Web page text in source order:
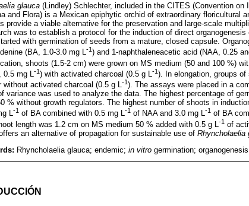
glauca (Lindley) Schlechter, included in the CITES (Convention
and Flora) is a Mexican epiphytic orchid of extraordinary floricultural
provide a viable alternative for the preservation and large-scale
was to establish a protocol for the induction of direct
with germination of seeds from a mature, closed capsule.
(BA, 1.0-3.0 mg L-1 ) and 1-naphthaleneacetic acid (NAA, 0.25
shoots (1.5-2 cm) were grown on MS medium (50 and 100 %)
0.5 mg L-1) with activated charcoal (0.5 g L-1). In elongation, groups
without activated charcoal (0.5 g L-1). The assays were placed in a
variance was used to analyze the data. The highest percentage of
% without growth regulators. The highest number of shoots in
L-1 of BA combined with 0.5 mg L-1 of NAA and 3.0 mg L-1 of BA
length was 1.2 cm on MS medium 50 % added with 0.5 g L
-1 of
an alternative of propagation for sustainable use of Rhyncholaelia
Rhyncholaelia glauca; endemic; in vitro germination; organogenesis